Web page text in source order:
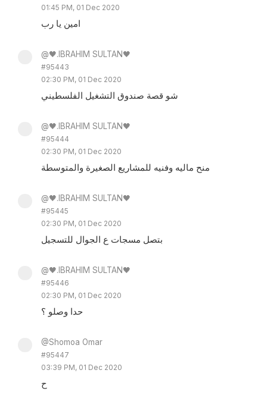
01:45 PM, 01 Dec 2020
امين يا رب
@🖤.IBRAHIM SULTAN🖤
#95443
02:30 PM, 01 Dec 2020
شو قصة صندوق التشغيل الفلسطيني
@🖤.IBRAHIM SULTAN🖤
#95444
02:30 PM, 01 Dec 2020
منح ماليه وفنيه للمشاريع الصغيرة والمتوسطة
@🖤.IBRAHIM SULTAN🖤
#95445
02:30 PM, 01 Dec 2020
بتصل مسجات ع الجوال للتسجيل
@🖤.IBRAHIM SULTAN🖤
#95446
02:30 PM, 01 Dec 2020
حدا وصلو ؟
@Shomoa Omar
#95447
03:39 PM, 01 Dec 2020
ح